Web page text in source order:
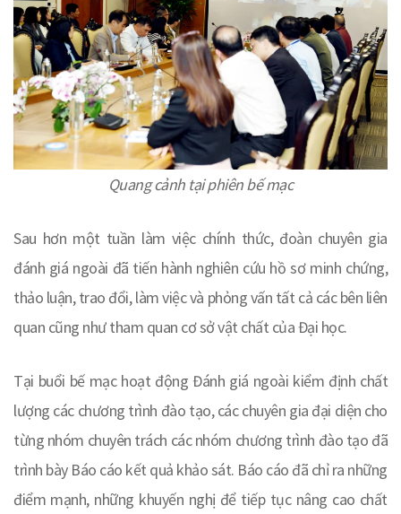
Quang cảnh tại phiên bế mạc
Sau hơn một tuần làm việc chính thức, đoàn chuyên gia
đánh giá ngoài đã tiến hành nghiên cứu hồ sơ minh chứng,
thảo luận, trao đổi, làm việc và phỏng vấn tất cả các bên liên
quan cũng như tham quan cơ sở vật chất của Đại học.
Tại buổi bế mạc hoạt động Đánh giá ngoài kiểm định chất
lượng các chương trình đào tạo, các chuyên gia đại diện cho
từng nhóm chuyên trách các nhóm chương trình đào tạo đã
trình bày Báo cáo kết quả khảo sát. Báo cáo đã chỉ ra những
điểm mạnh, những khuyến nghị để tiếp tục nâng cao chất